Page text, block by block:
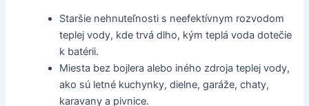
Staršie nehnuteľnosti s neefektívnym rozvodom
teplej vody, kde trvá dlho, kým teplá voda dotečie
k batérii.
Miesta bez bojlera alebo iného zdroja teplej vody,
ako sú letné kuchynky, dielne, garáže, chaty,
karavany a pivnice.